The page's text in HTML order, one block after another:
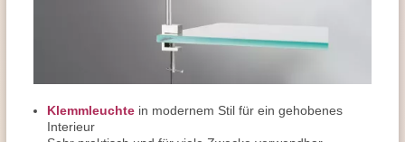
Klemmleuchte in modernem Stil für ein gehobenes
Interieur